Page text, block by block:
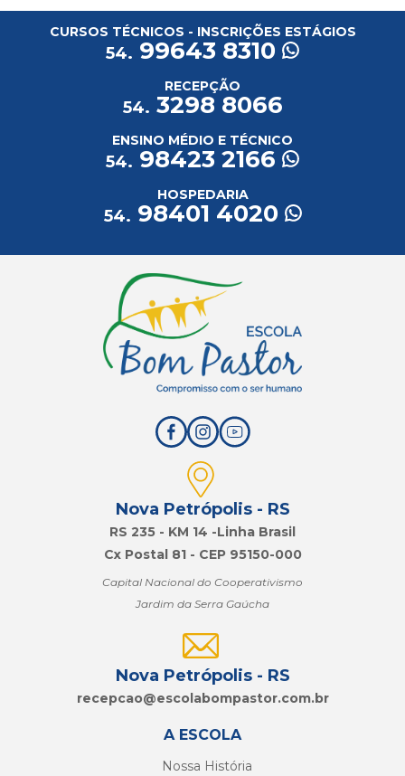
CURSOS TÉCNICOS - INSCRIÇÕES ESTÁGIOS
54. 99643 8310
RECEPÇÃO
54. 3298 8066
ENSINO MÉDIO E TÉCNICO
54. 98423 2166
HOSPEDARIA
54. 98401 4020
Nova Petrópolis - RS
RS 235 - KM 14 -Linha Brasil
Cx Postal 81 - CEP 95150-000
Capital Nacional do Cooperativismo
Jardim da Serra Gaúcha
Nova Petrópolis - RS
recepcao@escolabompastor.com.br
A ESCOLA
Nossa História